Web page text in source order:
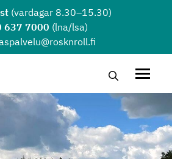
(vardagar 8.30–15.30)
637 7000 (lna/lsa)
Sök …